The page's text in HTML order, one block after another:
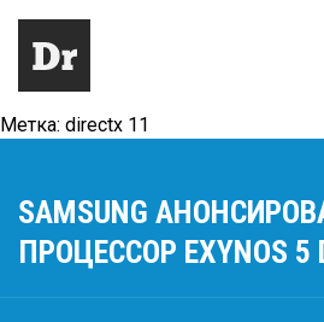
Метка: directx 11
SAMSUNG
ПРОЦЕССОР EXYNOS 5